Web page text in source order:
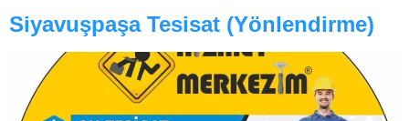
Siyavuşpaşa Tesisat (Yönlendirme)